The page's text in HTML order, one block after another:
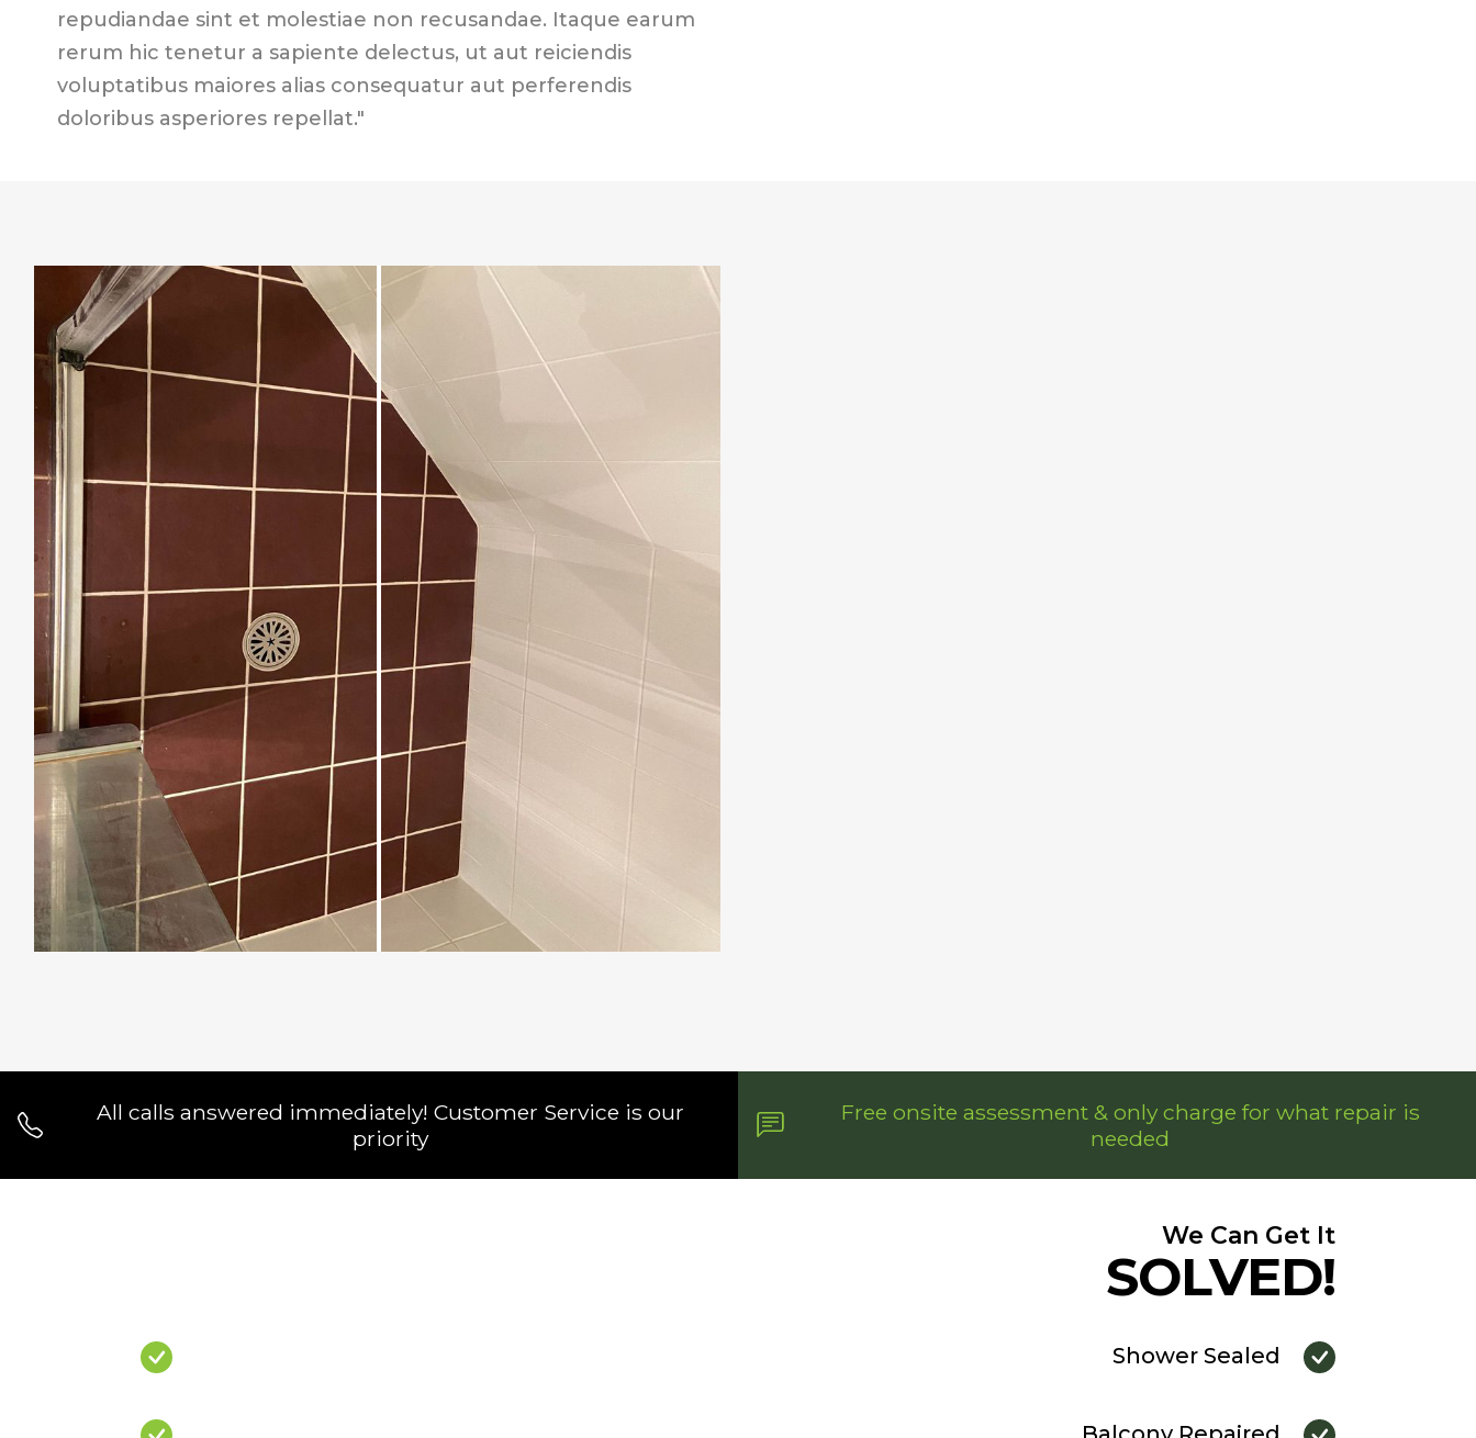
repudiandae sint et molestiae non recusandae. Itaque earum
rerum hic tenetur a sapiente delectus, ut aut reiciendis
voluptatibus maiores alias consequatur aut perferendis
doloribus asperiores repellat."
All calls answered immediately! Customer Service is our
priority
Free onsite assessment & only charge for what repair is
needed
We Can Get It
SOLVED!
Shower Sealed